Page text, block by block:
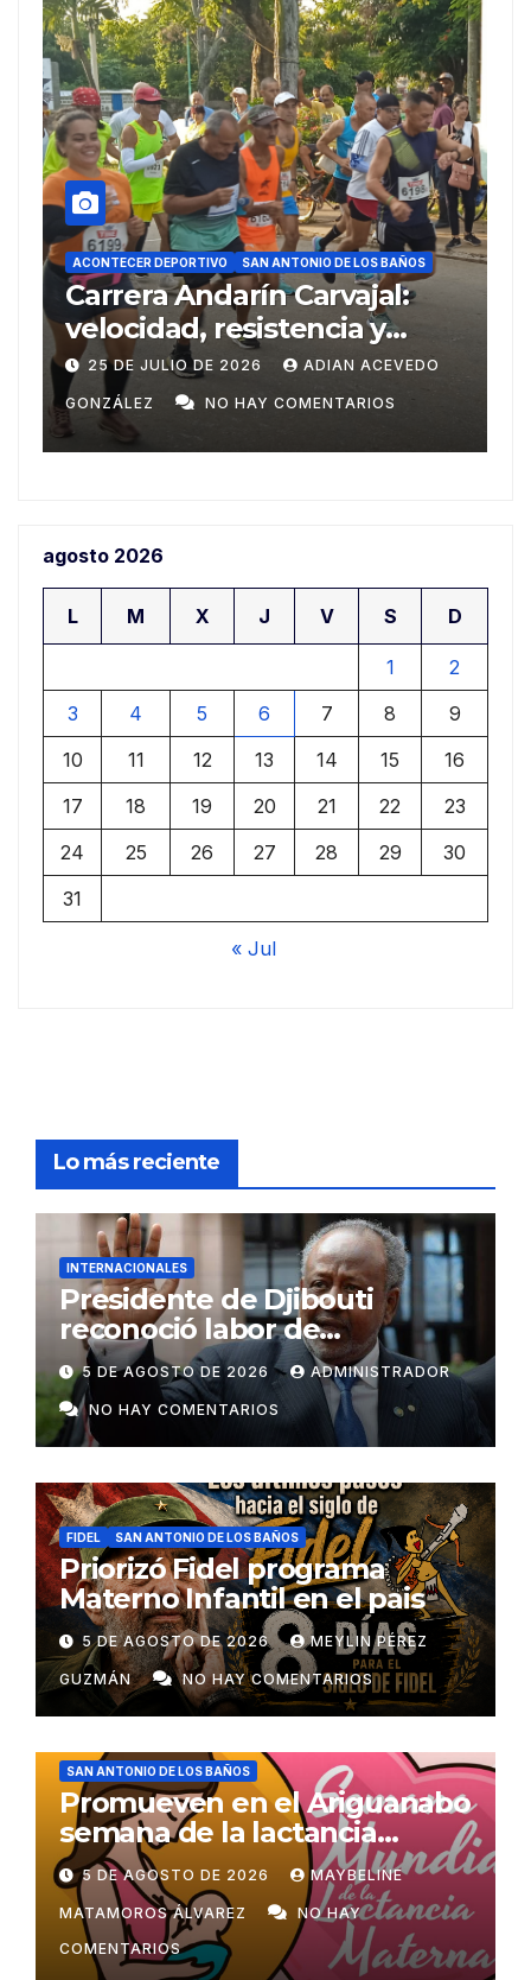
SAN ANTONIO DE LOS BAÑOS
Carvajal:
y
en su 38
ADIAN ACEVEDO
HAY COMENTARIOS
ACONTECER DEPORTIVO
SAN ANTONIO DE LOS BAÑOS
Del Ariguanabo
Domingo
20 DE JULIO DE 2026
GONZÁLEZ
agosto 2026
L M X J V S D
1
2
3
4 5 6 7 8
9
10
11 12 13 14 15
16
17
18 19 20 21 22
23
24
25 26 27 28 29
30
31
« Jul
Lo más reciente
INTERNACIONALES
Presidente de Djibouti
reconoció labor de
colaboradores de Cuba
5 DE AGOSTO DE 2026 ADMINISTRADOR
NO HAY COMENTARIOS
FIDEL SAN ANTONIO DE LOS BAÑOS
Priorizó Fidel programa
Materno Infantil en el pais
5 DE AGOSTO DE 2026 MEYLIN PÉREZ
GUZMÁN NO HAY COMENTARIOS
SAN ANTONIO DE LOS BAÑOS
Promueven en el Ariguanabo
semana de la lactancia
materna
5 DE AGOSTO DE 2026 MAYBELINE
MATAMOROS ÁLVAREZ
NO HAY
COMENTARIOS